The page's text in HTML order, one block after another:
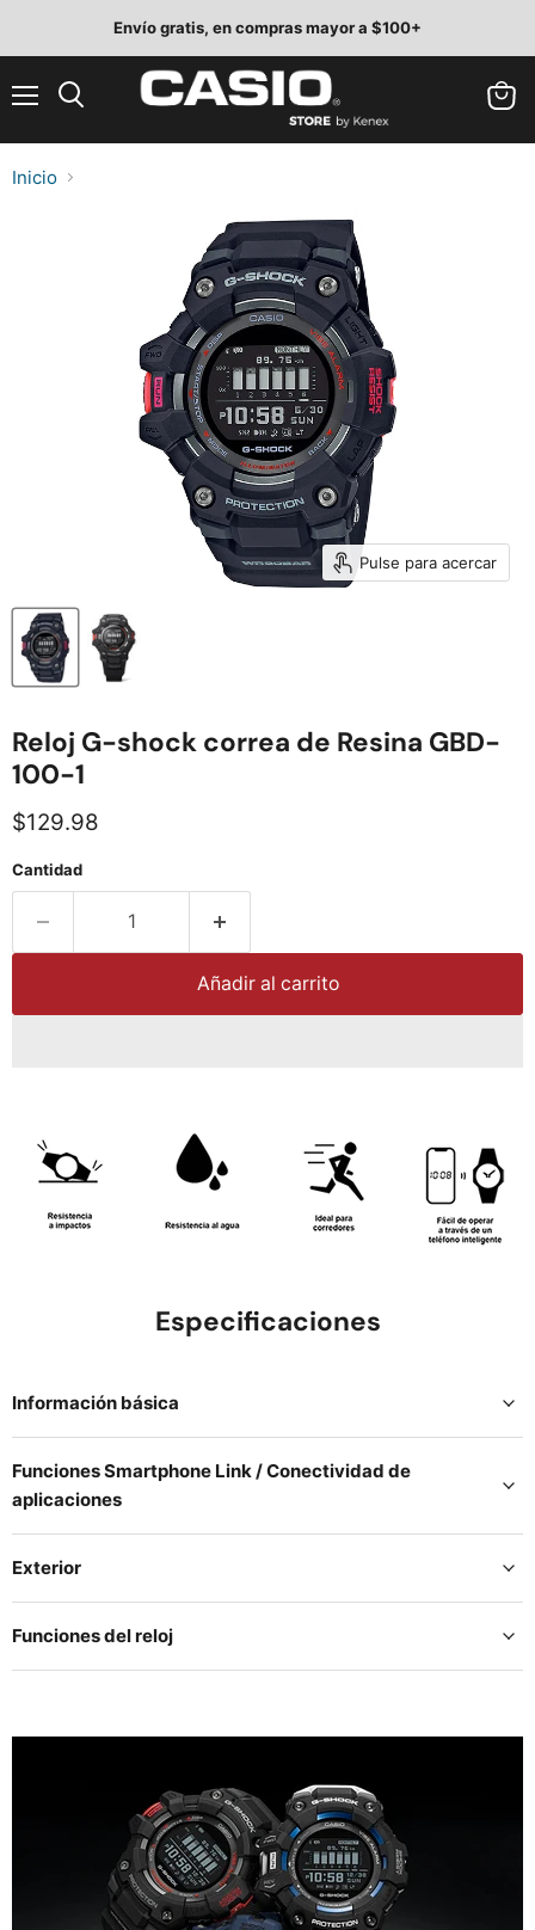
Envío gratis, en compras mayor a $100+
Inicio
Pulse para acercar
Reloj G-shock correa de Resina GBD-
100-1
Precio actual
$129.98
Cantidad
Añadir al carrito
Especificaciones
Información básica
Funciones Smartphone Link / Conectividad de
aplicaciones
Exterior
Funciones del reloj